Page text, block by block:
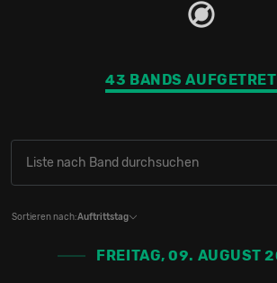
43 BANDS
Sortieren nach:Auftrittstag
FREITAG, 09. AUGUST